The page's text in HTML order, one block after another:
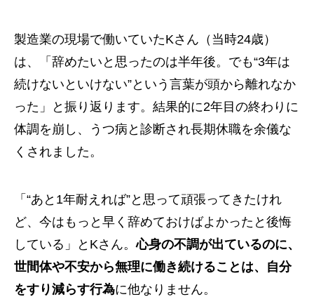
製造業の現場で働いていたKさん（当時24歳）
は、「辞めたいと思ったのは半年後。でも“3年は
続けないといけない”という言葉が頭から離れなか
った」と振り返ります。結果的に2年目の終わりに
体調を崩し、うつ病と診断され長期休職を余儀な
くされました。
「“あと1年耐えれば”と思って頑張ってきたけれ
ど、今はもっと早く辞めておけばよかったと後悔
している」とKさん。心身の不調が出ているのに、
世間体や不安から無理に働き続けることは、自分
をすり減らす行為に他なりません。